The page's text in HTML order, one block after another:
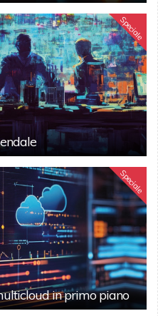
Speciale
Speciale
in primo piano